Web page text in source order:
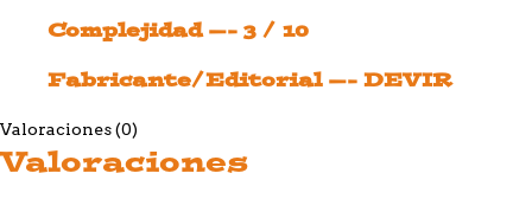
Complejidad —- 3 / 10
Fabricante/Editorial —- DEVIR
Valoraciones (0)
Valoraciones